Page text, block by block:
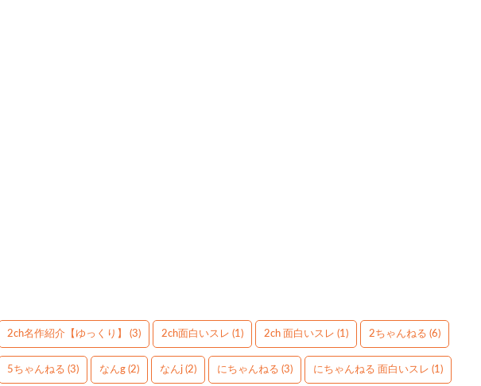
2ch名作紹介【ゆっくり】 (3) 2ch面白いスレ (1) 2ch 面白いスレ (1) 2ちゃんねる (6)
5ちゃんねる (3) なんg (2) なんj (2) にちゃんねる (3) にちゃんねる 面白いスレ (1)